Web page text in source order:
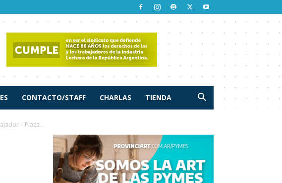
CONTACTO/STAFF CHARLAS TIENDA
– Plaza...